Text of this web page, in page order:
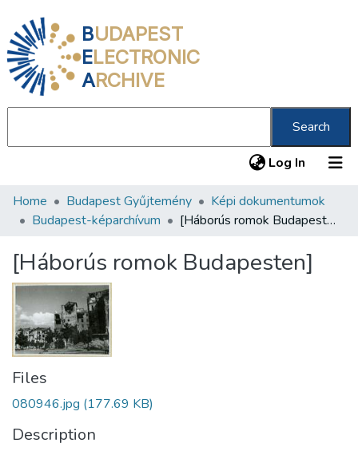
BUDAPEST
ELECTRONIC
ARCHIVE
Search
Log In (current)
Communities & Collections
Statistics
About us
Home Budapest Gyűjtemény
Képi dokumentumok
Budapest-képarchívum
[Háborús romok Budapesten]
[Háborús romok Budapesten]
Files
080946.jpg (177.69 KB)
Description